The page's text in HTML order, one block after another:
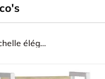
BukkitBow - Étagère/armoire échelle élégante - Polyvalente et pratique - Conception stable - Crochets de rangement supplémentaires - 41x187x36 cm
dans la vue